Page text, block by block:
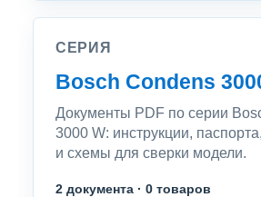
СЕРИЯ
Bosch Condens
Документы PDF по серии
3000 W: инструкции,
и схемы для сверки модели.
2 документа · 0 товаров